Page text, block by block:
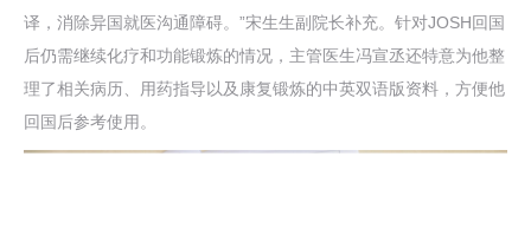
译，消除异国就医沟通障碍。”宋生生副院长补充。针对JOSH回国
后仍需继续化疗和功能锻炼的情况，主管医生冯宣丞还特意为他整
理了相关病历、用药指导以及康复锻炼的中英双语版资料，方便他
回国后参考使用。